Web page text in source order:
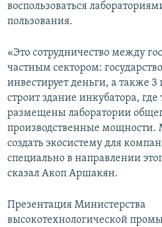
воспользоваться
пользования.
«Это сотрудничество между
частным сектором:
инвестирует деньги, а также 3
строит здание инкубатора, где
размещены лаборатории
производственные
создать экосистему для
специально в направлении
сказал Акоп Аршакян.
Презентация Министерства
высокотехнологической